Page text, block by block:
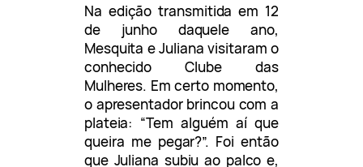
Na edição transmitida em 12
de junho daquele ano,
Mesquita e Juliana visitaram o
conhecido Clube das
Mulheres. Em certo momento,
o apresentador brincou com a
plateia: “Tem alguém aí que
queira me pegar?”. Foi então
que Juliana subiu ao palco e,